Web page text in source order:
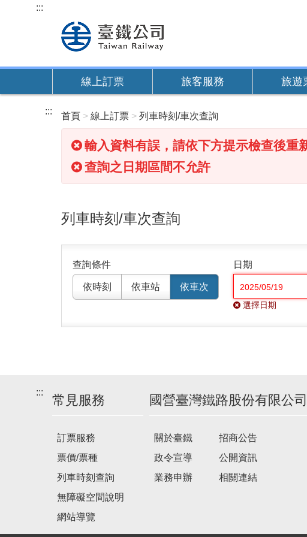
內
:::
線上訂票 旅客服務 旅遊
::: 首頁 線上訂票 列車時刻/車次查詢
輸入資料有誤，請依下方提示檢查後重
查詢之日期區間不允許
列車時刻/車次查詢
查詢條件
依時刻 依車站 依車次
日期
選擇日期
:::
常見服務
訂票服務
票價/票種
列車時刻查詢
無障礙空間說明
網站導覽
國營臺灣鐵路股份有限公司
關於臺鐵
政令宣導
業務申辦
招商公告
公開資訊
相關連結